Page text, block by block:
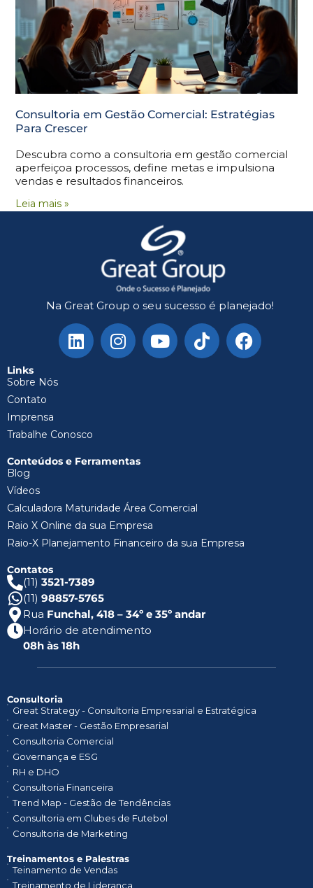
Consultoria em Gestão Comercial: Estratégias
Para Crescer
Descubra como a consultoria em gestão comercial
aperfeiçoa processos, define metas e impulsiona
vendas e resultados financeiros.
Leia mais »
Na Great Group o seu sucesso é planejado!
Links
Sobre Nós
Contato
Imprensa
Trabalhe Conosco
Conteúdos e Ferramentas
Blog
Vídeos
Calculadora Maturidade Área Comercial
Raio X Online da sua Empresa
Raio-X Planejamento Financeiro da sua Empresa
Contatos
(11) 3521-7389
(11) 98857-5765
Rua Funchal, 418 – 34º e 35º andar
Horário de atendimento
08h às 18h
Consultoria
Great Strategy - Consultoria Empresarial e Estratégica
Great Master - Gestão Empresarial
Consultoria Comercial
Governança e ESG
RH e DHO
Consultoria Financeira
Trend Map - Gestão de Tendências
Consultoria em Clubes de Futebol
Consultoria de Marketing
Treinamentos e Palestras​
Teinamento de Vendas
Treinamento de Liderança